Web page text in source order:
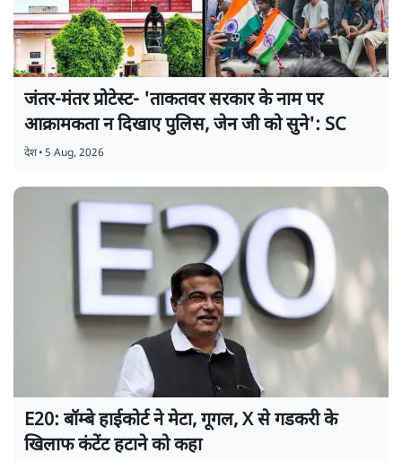
जंतर-मंतर प्रोटेस्ट- 'ताकतवर सरकार के नाम पर
आक्रामकता न दिखाए पुलिस, जेन जी को सुने': SC
देश•5 Aug, 2026
E20: बॉम्बे हाईकोर्ट ने मेटा, गूगल, X से गडकरी के
खिलाफ कंटेंट हटाने को कहा